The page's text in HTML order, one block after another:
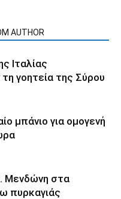
AUTHOR
Ιταλίας
γοητεία της Σύρου
μπάνιο για ομογενή
Μενδώνη στα
πυρκαγιάς